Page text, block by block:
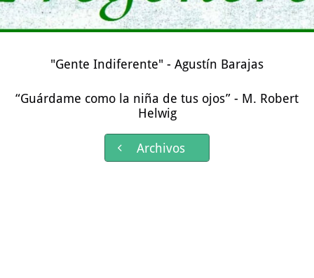
"Gente Indiferente" - Agustín Barajas
“Guárdame como la niña de tus ojos” - M. Robert
Helwig
Archivos
